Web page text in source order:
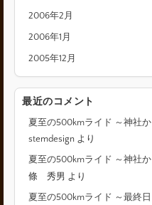
2006年2月
2006年1月
2005年12月
最近のコメント
夏至の500kmライド ～神社
stemdesign より
夏至の500kmライド ～神社
條 秀男 より
夏至の500kmライド ～最終